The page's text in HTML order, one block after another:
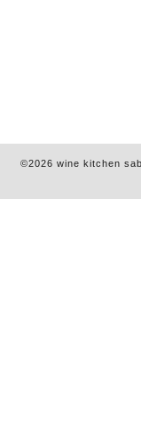
©2026 wine kitchen